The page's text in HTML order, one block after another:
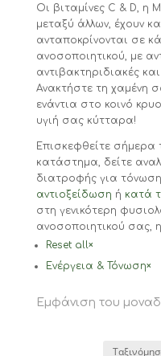
Οι βιταμίνες C & D, η
μεταξύ άλλων, έχουν
ανταποκρίνονται σε
ανοσοποιητικού, με
αντιβακτηριδιακές
Ανακτήστε τη χαμένη
ενάντια στο κοινό
υγιή σας κύτταρα!
Επισκεφθείτε σήμερα
κατάστημα, δείτε
διατροφής για
αντιοξείδωση ή κατά
στη γενικότερη
ανοσοποιητικού σας,
Reset all×
Ενέργεια & Τόνωση×
Εμφάνιση του